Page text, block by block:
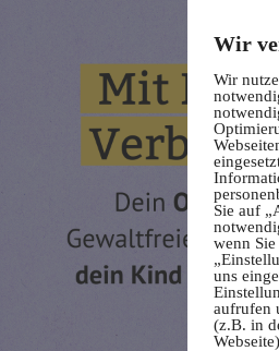
Wir
Wir
Sie auf
wenn
uns
aufrufen
(z.B. in